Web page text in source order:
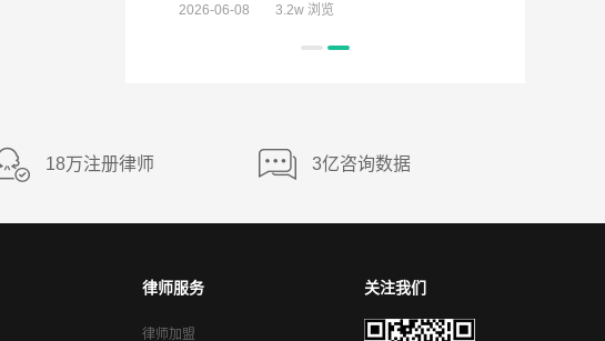
2026-06-08 3.2w 浏览
18万注册律师 3亿咨询数据
律师服务
律师加盟
关注我们